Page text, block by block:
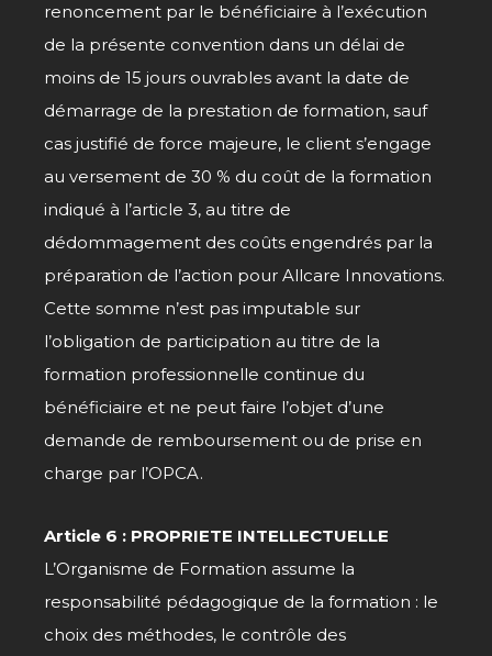
renoncement par le bénéficiaire à l’exécution
de la présente convention dans un délai de
moins de 15 jours ouvrables avant la date de
démarrage de la prestation de formation, sauf
cas justifié de force majeure, le client s’engage
au versement de 30 % du coût de la formation
indiqué à l’article 3, au titre de
dédommagement des coûts engendrés par la
préparation de l’action pour Allcare Innovations.
Cette somme n’est pas imputable sur
l’obligation de participation au titre de la
formation professionnelle continue du
bénéficiaire et ne peut faire l’objet d’une
demande de remboursement ou de prise en
charge par l’OPCA.
Article 6 : PROPRIETE INTELLECTUELLE
L’Organisme de Formation assume la
responsabilité pédagogique de la formation : le
choix des méthodes, le contrôle des